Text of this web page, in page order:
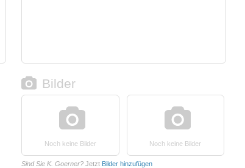
Bilder
Noch keine Bilder Noch keine Bilder
Sind Sie K. Goerner? Jetzt Bilder hinzufügen